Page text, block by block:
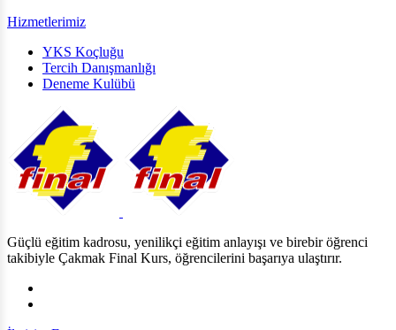
Hizmetlerimiz
YKS Koçluğu
Tercih Danışmanlığı
Deneme Kulübü
Güçlü eğitim kadrosu, yenilikçi eğitim anlayışı ve birebir öğrenci
takibiyle Çakmak Final Kurs, öğrencilerini başarıya ulaştırır.